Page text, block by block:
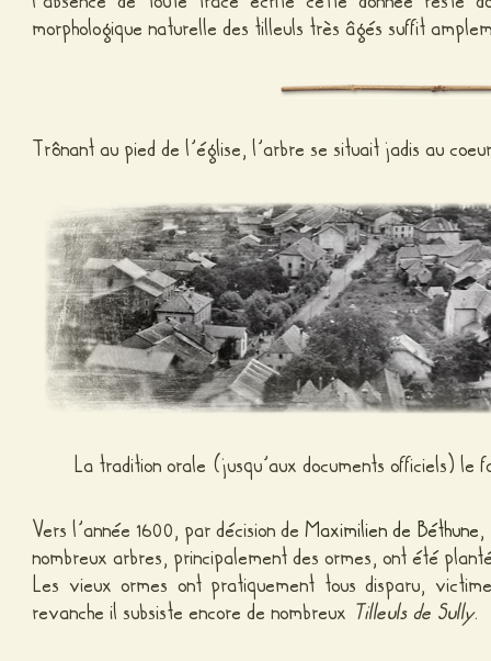
morphologique naturelle des tilleuls très âgés suffit
Trônant au pied de l’église, l’arbre se situait jadis au
La tradition orale (jusqu’aux documents officiels) le
Vers l’année 1600, par décision deMaximilien de Béthune
nombreux arbres, principalement des ormes, ont été
Les vieux ormes ont pratiquement tous disparu,
revanche il subsiste encore de nombreux Tilleuls de Sully.